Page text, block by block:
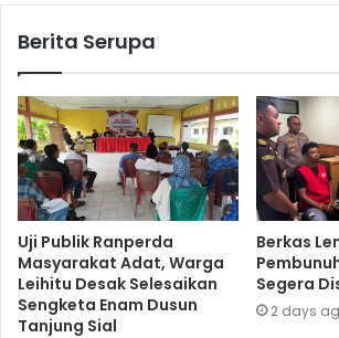
Berita Serupa
Uji Publik Ranperda
Masyarakat Adat, Warga
Leihitu Desak Selesaikan
Sengketa Enam Dusun
Tanjung Sial
Berkas
Segera
2 days